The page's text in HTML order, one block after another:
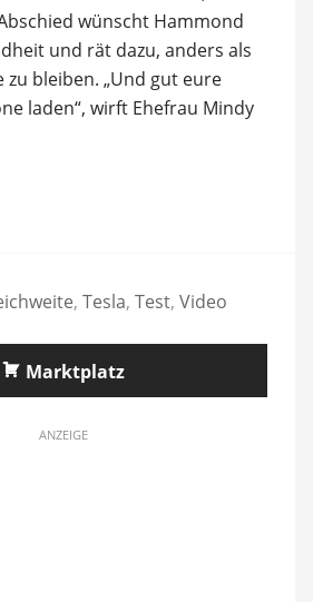
wünscht Hammond
und rät dazu, anders als
zu bleiben. „Und gut eure
laden“, wirft Ehefrau Mindy
, Tesla, Test, Video
Marktplatz
ANZEIGE